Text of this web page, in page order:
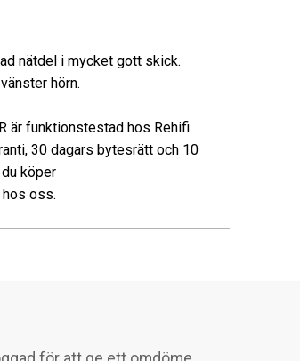
nätdel i mycket gott skick.
hörn.
är funktionstestad hos Rehifi.
30 dagars bytesrätt och 10
köper
oss.